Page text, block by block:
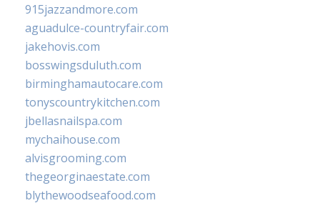
915jazzandmore.com
aguadulce-countryfair.com
jakehovis.com
bosswingsduluth.com
birminghamautocare.com
tonyscountrykitchen.com
jbellasnailspa.com
mychaihouse.com
alvisgrooming.com
thegeorginaestate.com
blythewoodseafood.com